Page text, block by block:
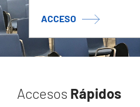
ACCESO
Accesos Rápidos